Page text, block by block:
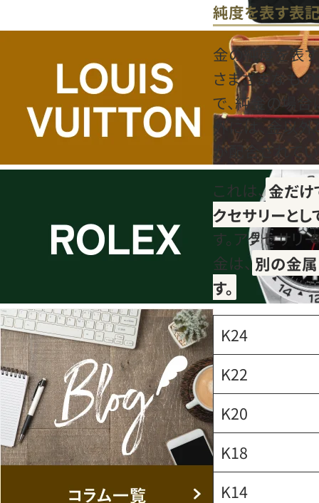
純度を表す表
金の純度を表
さまざまなもの
で、純金の場合
外には、金以
が配合されてい
これは、金だけ
クセサリーと
す。アクセサリ
金は、別の金
す。
K24
K22
K20
K18
K14